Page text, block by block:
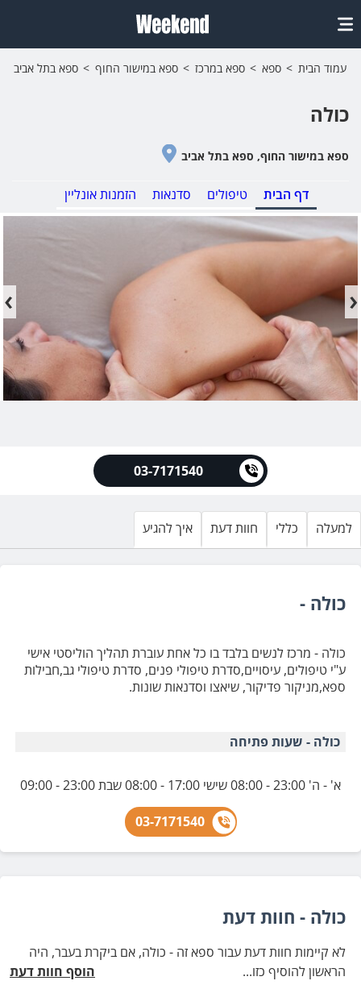
עמוד הבית ספא ספא במרכז ספא במישור החוף ספא בתל אביב
דף הבית טיפולים סדנאות הזמנות אונליין
כולה
ספא במישור החוף, ספא בתל אביב
‹ ›
03-7171540
למעלה כללי חוות דעת איך להגיע
כולה -
כולה - מרכז לנשים בלבד בו כל אחת עוברת תהליך הוליסטי אישי
ע"י טיפולים, עיסויים,סדרת טיפולי פנים, סדרת טיפולי גב,חבילות
ספא,מניקור פדיקור, שיאצו וסדנאות שונות.
כולה - שעות פתיחה
א' - ה' 23:00 - 08:00 שישי 17:00 - 08:00 שבת 23:00 - 09:00
03-7171540
כולה - חוות דעת
לא קיימות חוות דעת עבור ספא זה - כולה, אם ביקרת בעבר, היה
הראשון להוסיף כזו...
הוסף חוות דעת